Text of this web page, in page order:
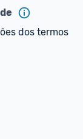
dos termos